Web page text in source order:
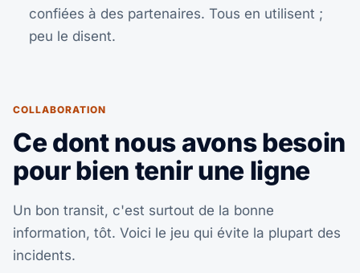
confiées à des partenaires. Tous en utilisent ;
peu le disent.
COLLABORATION
Ce dont nous avons besoin
pour bien tenir une ligne
Un bon transit, c'est surtout de la bonne
information, tôt. Voici le jeu qui évite la plupart des
incidents.